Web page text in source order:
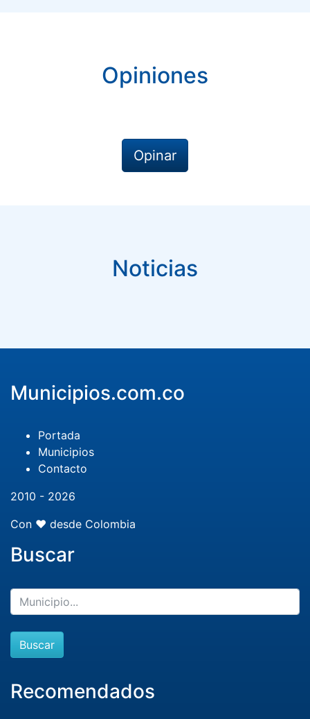
Opiniones
Opinar
Noticias
Municipios.com.co
Portada
Municipios
Contacto
2010 - 2026
Con ❤️ desde Colombia
Buscar
Buscar
Recomendados